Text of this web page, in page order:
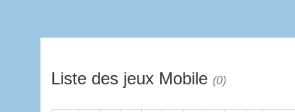
Liste des jeux Mobile (0)